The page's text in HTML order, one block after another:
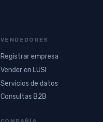
VENDEDORES
Registrar empresa
Vender en LUSI
Servicios de datos
Consultas B2B